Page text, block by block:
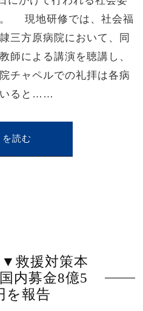
。 現地研修では、社会福
三方原病院において、同
師による講演を聴講し、
チャペルでの礼拝は各病
いると……
を読む
▼救援対策本
内募金8億5
を報告